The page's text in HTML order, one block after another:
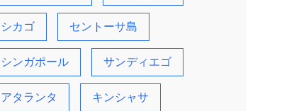
シカゴ セントーサ島
シンガポール サンディエゴ
アタランタ キンシャサ